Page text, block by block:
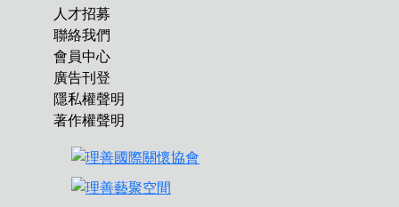
人才招募
聯絡我們
會員中心
廣告刊登
隱私權聲明
著作權聲明